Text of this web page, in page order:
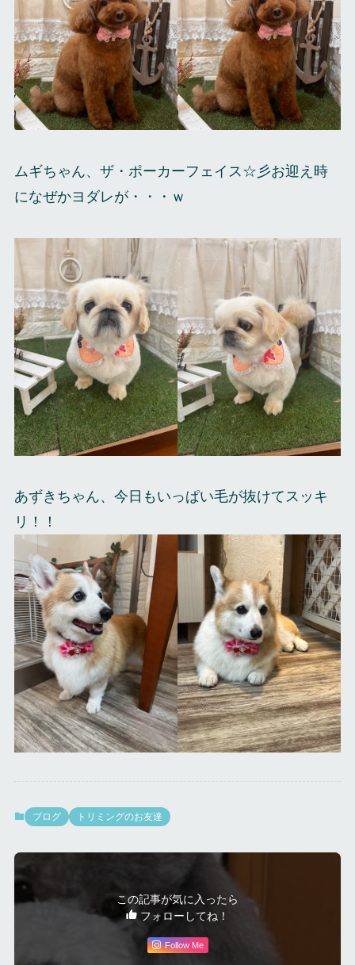
ムギちゃん、ザ・ポーカーフェイス☆彡お迎え時
になぜかヨダレが・・・ｗ
あずきちゃん、今日もいっぱい毛が抜けてスッキ
リ！！
ブログ トリミングのお友達
この記事が気に入ったら
フォローしてね！
Follow Me